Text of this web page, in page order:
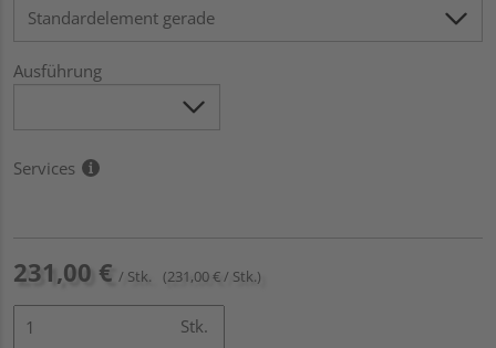
Ausführung
Services
231,00 € / Stk. (231,00 € / Stk.)
Stk.